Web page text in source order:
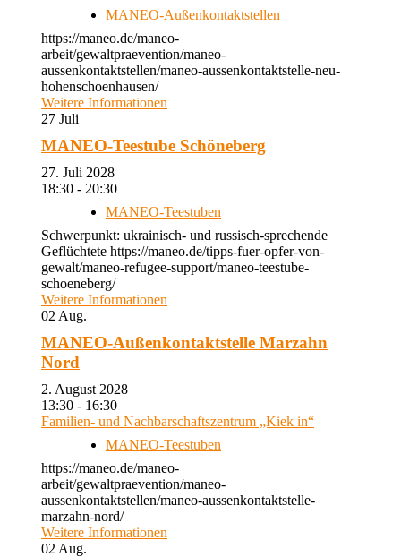
MANEO-Außenkontaktstellen
https://maneo.de/maneo-
arbeit/gewaltpraevention/maneo-
aussenkontaktstellen/maneo-aussenkontaktstelle-neu-
hohenschoenhausen/
Weitere Informationen
27 Juli
MANEO-Teestube Schöneberg
27. Juli 2028
18:30 - 20:30
MANEO-Teestuben
Schwerpunkt: ukrainisch- und russisch-sprechende
Geflüchtete https://maneo.de/tipps-fuer-opfer-von-
gewalt/maneo-refugee-support/maneo-teestube-
schoeneberg/
Weitere Informationen
02 Aug.
MANEO-Außenkontaktstelle Marzahn
Nord
2. August 2028
13:30 - 16:30
Familien- und Nachbarschaftszentrum „Kiek in“
MANEO-Teestuben
https://maneo.de/maneo-
arbeit/gewaltpraevention/maneo-
aussenkontaktstellen/maneo-aussenkontaktstelle-
marzahn-nord/
Weitere Informationen
02 Aug.